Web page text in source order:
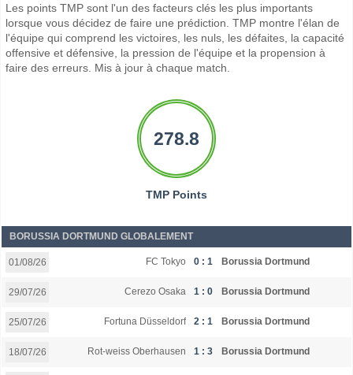
Les points TMP sont l'un des facteurs clés les plus importants
lorsque vous décidez de faire une prédiction. TMP montre l'élan de
l'équipe qui comprend les victoires, les nuls, les défaites, la capacité
offensive et défensive, la pression de l'équipe et la propension à
faire des erreurs. Mis à jour à chaque match.
278.8
TMP Points
BORUSSIA DORTMUND GLOBALEMENT
01/08/26 FC Tokyo 0 : 1 Borussia Dortmund
29/07/26 Cerezo Osaka 1 : 0 Borussia Dortmund
25/07/26 Fortuna Düsseldorf 2 : 1 Borussia Dortmund
18/07/26 Rot-weiss Oberhausen 1 : 3 Borussia Dortmund